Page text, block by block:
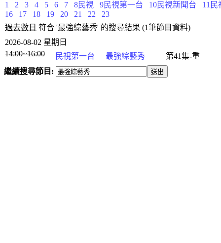
1 2 3 4 5 6 7 8民視 9民視第一台 10民視新聞台
11民
16
17 18 19 20 21 22
23
過去數日 符合 '最強綜藝秀' 的搜尋結果 (1筆節目資料)
2026-08-02 星期日
14:00~16:00
民視第一台 最強綜藝秀
第41集-重
繼續搜尋節目: